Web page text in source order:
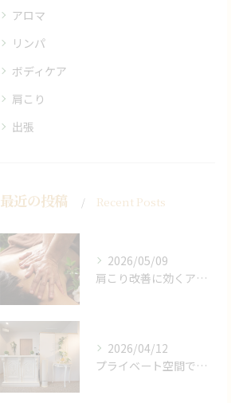
アロマ
リンパ
ボディケア
肩こり
出張
最近の投稿 Recent Posts
2026/05/09
肩こり改善に効くアロマリンパの手技と効果
2026/04/12
プライベート空間で極上アロマリンパケアの効果